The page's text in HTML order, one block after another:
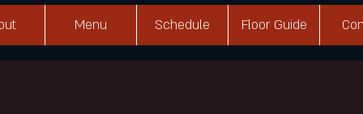
Menu Schedule Floor Guide